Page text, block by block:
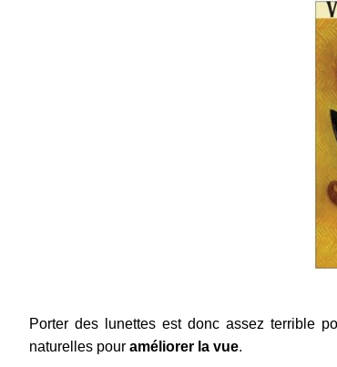
Porter des lunettes est donc assez terrible
naturelles pour améliorer la vue.